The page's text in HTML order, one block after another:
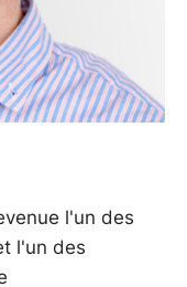
l'un des
l'un des